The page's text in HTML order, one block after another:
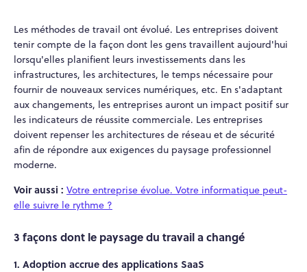
Les méthodes de travail ont évolué. Les entreprises doivent
tenir compte de la façon dont les gens travaillent aujourd'hui
lorsqu'elles planifient leurs investissements dans les
infrastructures, les architectures, le temps nécessaire pour
fournir de nouveaux services numériques, etc. En s'adaptant
aux changements, les entreprises auront un impact positif sur
les indicateurs de réussite commerciale. Les entreprises
doivent repenser les architectures de réseau et de sécurité
afin de répondre aux exigences du paysage professionnel
moderne.
Voir aussi : Votre entreprise évolue. Votre informatique peut-
elle suivre le rythme ?
3 façons dont le paysage du travail a changé
1. Adoption accrue des applications SaaS